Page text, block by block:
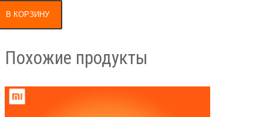
В КОРЗИНУ
Похожие продукты